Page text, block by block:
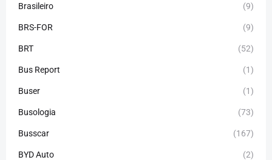
Brasileiro (9)
BRS-FOR (9)
BRT (52)
Bus Report (1)
Buser (1)
Busologia (73)
Busscar (167)
BYD Auto (2)